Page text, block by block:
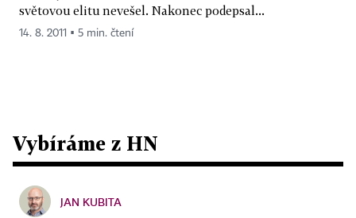
světovou elitu nevešel. Nakonec podepsal...
14. 8. 2011 ▪ 5 min. čtení
Vybíráme z HN
JAN KUBITA